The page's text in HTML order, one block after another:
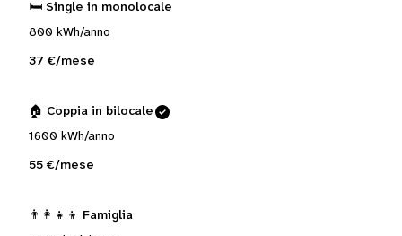
🛏️ Single in monolocale
800 kWh/anno
37 €/mese
🏠 Coppia in bilocale
1600 kWh/anno
55 €/mese
👨‍👩‍👧‍👦 Famiglia